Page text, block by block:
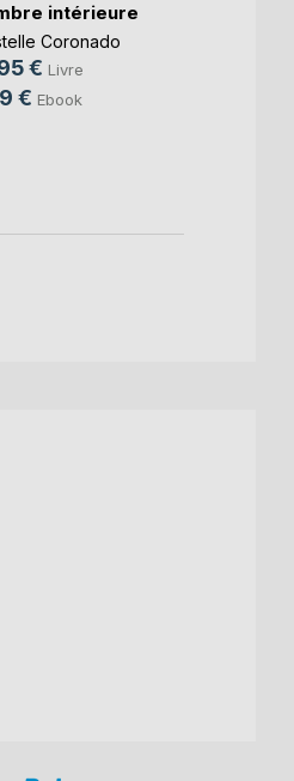
intérieure
Coronado
€ Livre
€ Ebook